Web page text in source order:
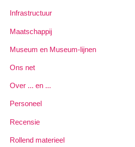
Infrastructuur
Maatschappij
Museum en Museum-lijnen
Ons net
Over ... en ...
Personeel
Recensie
Rollend materieel